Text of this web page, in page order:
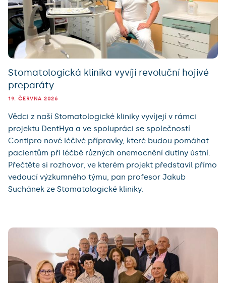
Stomatologická klinika vyvíjí revoluční hojivé
preparáty
19. ČERVNA 2026
Vědci z naší Stomatologické kliniky vyvíjejí v rámci
projektu DentHya a ve spolupráci se společností
Contipro nové léčivé přípravky, které budou pomáhat
pacientům při léčbě různých onemocnění dutiny ústní.
Přečtěte si rozhovor, ve kterém projekt představil přímo
vedoucí výzkumného týmu, pan profesor Jakub
Suchánek ze Stomatologické kliniky.